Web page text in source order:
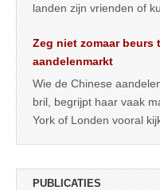
landen zijn vrienden of
Zeg niet zomaar beurs
aandelenmarkt
Wie de Chinese
bril, begrijpt haar vaak
York of Londen vooral
PUBLICATIES